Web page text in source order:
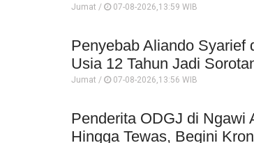
Jumat / 07-08-2026,13:59 WIB
Penyebab Aliando Syarief
Usia 12 Tahun Jadi
Jumat / 07-08-2026,13:56 WIB
Penderita ODGJ di Ngawi
Hingga Tewas, Begini